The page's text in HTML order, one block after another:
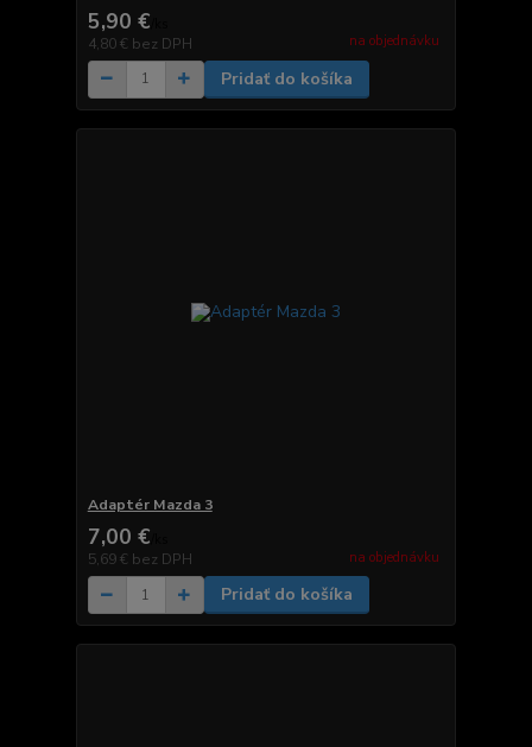
5,90 €
4,80 € bez DPH na objednávku
Pridať do košíka
Adaptér Mazda 3
7,00 €
5,69 € bez DPH na objednávku
Pridať do košíka